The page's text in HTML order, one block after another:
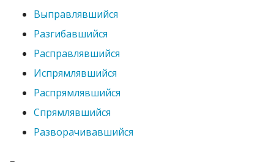
Выправлявшийся
Разгибавшийся
Расправлявшийся
Испрямлявшийся
Распрямлявшийся
Спрямлявшийся
Разворачивавшийся